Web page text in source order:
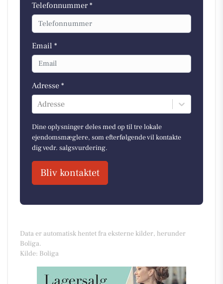
Telefonnummer *
Email *
Adresse *
Adresse
Dine oplysninger deles med op til tre lokale
ejendomsmæglere, som efterfølgende vil kontakte
dig vedr. salgsvurdering.
Bliv kontaktet
Data er automatisk hentet fra eksterne kilder, herunder
Boliga.
Kilde: Boliga